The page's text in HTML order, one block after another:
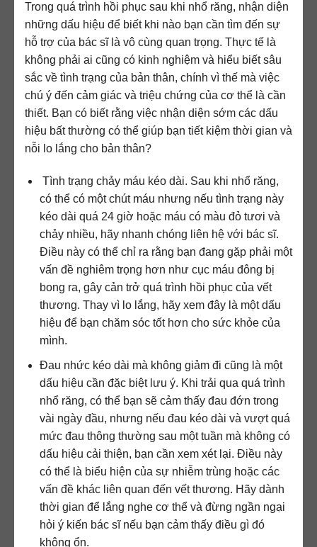
Trong quá trình hồi phục sau khi nhổ răng, nhận diện
những dấu hiệu để biết khi nào bạn cần tìm đến sự
hỗ trợ của bác sĩ là vô cùng quan trọng. Thực tế là
không phải ai cũng có kinh nghiệm và hiểu biết sâu
sắc về tình trạng của bản thân, chính vì thế mà việc
chú ý đến cảm giác và triệu chứng của cơ thể là cần
thiết. Bạn có biết rằng việc nhận diện sớm các dấu
hiệu bất thường có thể giúp bạn tiết kiệm thời gian và
nỗi lo lắng cho bản thân?
Tình trạng chảy máu kéo dài. Sau khi nhổ răng,
có thể có một chút máu nhưng nếu tình trạng này
kéo dài quá 24 giờ hoặc máu có màu đỏ tươi và
chảy nhiều, hãy nhanh chóng liên hệ với bác sĩ.
Điều này có thể chỉ ra rằng bạn đang gặp phải một
vấn đề nghiêm trọng hơn như cục máu đông bị
bong ra, gây cản trở quá trình hồi phục của vết
thương. Thay vì lo lắng, hãy xem đây là một dấu
hiệu để bạn chăm sóc tốt hơn cho sức khỏe của
mình.
Đau nhức kéo dài mà không giảm đi cũng là một
dấu hiệu cần đặc biệt lưu ý. Khi trải qua quá trình
nhổ răng, có thể bạn sẽ cảm thấy đau đớn trong
vài ngày đầu, nhưng nếu đau kéo dài và vượt quá
mức đau thông thường sau một tuần mà không có
dấu hiệu cải thiện, bạn cần xem xét lại. Điều này
có thể là biểu hiện của sự nhiễm trùng hoặc các
vấn đề khác liên quan đến vết thương. Hãy dành
thời gian để lắng nghe cơ thể và đừng ngần ngại
hỏi ý kiến bác sĩ nếu bạn cảm thấy điều gì đó
không ổn.